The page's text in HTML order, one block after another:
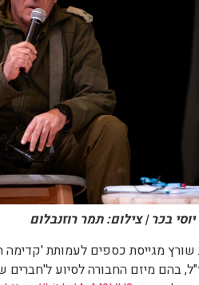
בכר | צילום: תמר רוזנבלום
מגייסת כספים לעמותת 'קדימה
בהם מיזם החבורה לסיוע